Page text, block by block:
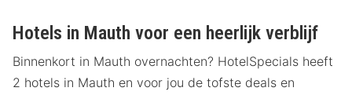
Hotels in Mauth voor een heerlijk verblijf
Binnenkort in Mauth overnachten? HotelSpecials heeft
2 hotels in Mauth en voor jou de tofste deals en